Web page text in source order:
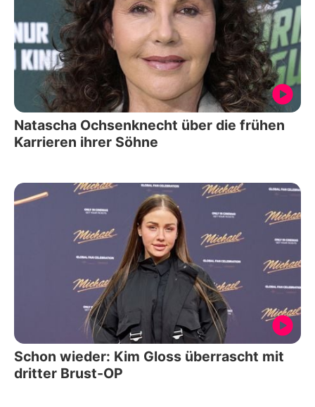
Natascha Ochsenknecht über die frühen
Karrieren ihrer Söhne
Schon wieder: Kim Gloss überrascht mit
dritter Brust-OP